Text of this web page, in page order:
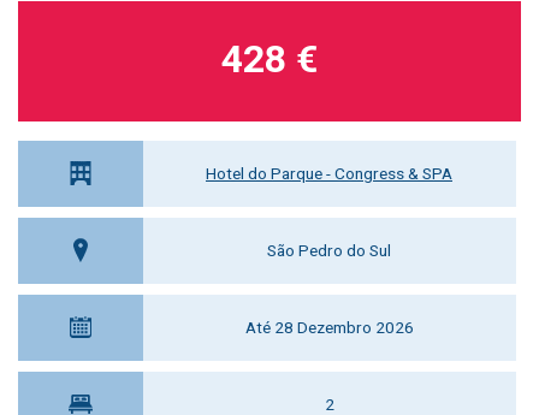
Hotel do Parque - Congress & SPA
São Pedro do Sul
Até 28 Dezembro 2026
2
428 €